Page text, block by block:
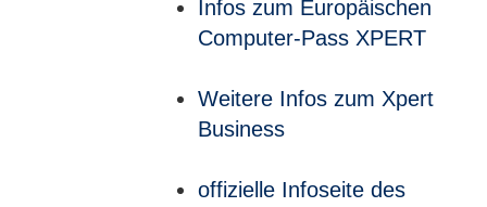
Infos zum Europäischen
Computer-Pass XPERT
Weitere Infos zum Xpert
Business
offizielle Infoseite des